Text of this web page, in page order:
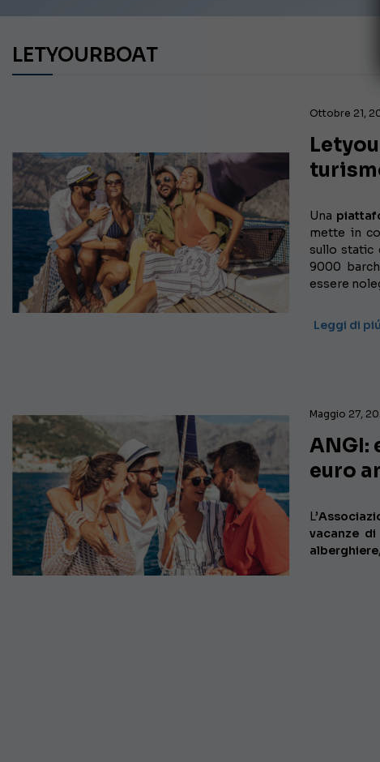
LETYOURBOAT
Ottobre 21,
Una
mette in
sullo static
9000
essere
Leggi di
Maggio 27,
ANGI:
euro
L’
vacanze